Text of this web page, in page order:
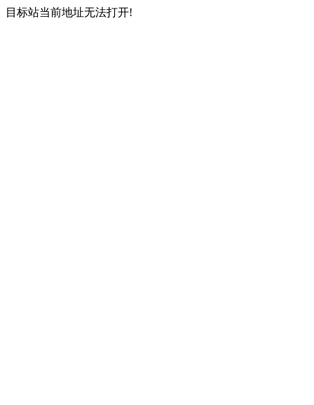
目标站当前地址无法打开!